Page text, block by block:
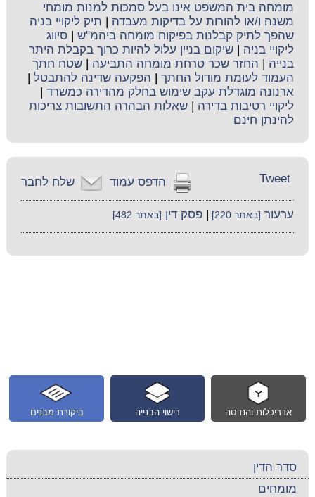
מומחה בית המשפט אינו בעל סמכות למנות מומחי
משנה ו/או להורות על בדיקות מעבדה
תיק ליקויי בניה
שהפך לתיק קבלנות בפיקוח מומחה ביהמ"ש |סיווג
ליקויי בניה |שיקום בניין עלול להיות כרוך בקבלת היתר
בנייה
החזר שכר טרחת מומחה התביעה |שטח חתך
העמוד לעומת מודול החתך
הפקעה שדינה להתבטל
ארנונה מוגדלת עקב שימוש בחלק מהדירה כמשרד
ליקויי רטיבות בדירה |שאלות הבהרה התשובות צריכות
להינתן חינם
שלח לחבר הדפס עמוד Tweet
ערעור [באתר 220] |פסק דין [באתר 482]
ביקורת מבנים רישוי הבנייה אדריכלות והנדסה
סדר הדין
מומחים